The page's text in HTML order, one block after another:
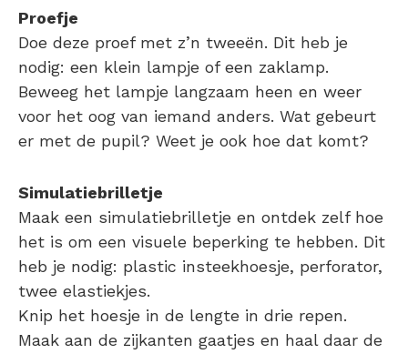
Proefje
Doe deze proef met z’n tweeën. Dit heb je
nodig: een klein lampje of een zaklamp.
Beweeg het lampje langzaam heen en weer
voor het oog van iemand anders. Wat gebeurt
er met de pupil? Weet je ook hoe dat komt?
Simulatiebrilletje
Maak een simulatiebrilletje en ontdek zelf hoe
het is om een visuele beperking te hebben. Dit
heb je nodig: plastic insteekhoesje, perforator,
twee elastiekjes.
Knip het hoesje in de lengte in drie repen.
Maak aan de zijkanten gaatjes en haal daar de